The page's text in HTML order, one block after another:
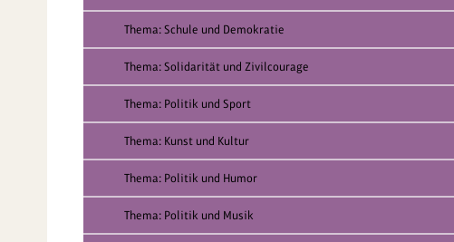
Thema: Schule und Demokratie
Thema: Solidarität und Zivilcourage
Thema: Politik und Sport
Thema: Kunst und Kultur
Thema: Politik und Humor
Thema: Politik und Musik